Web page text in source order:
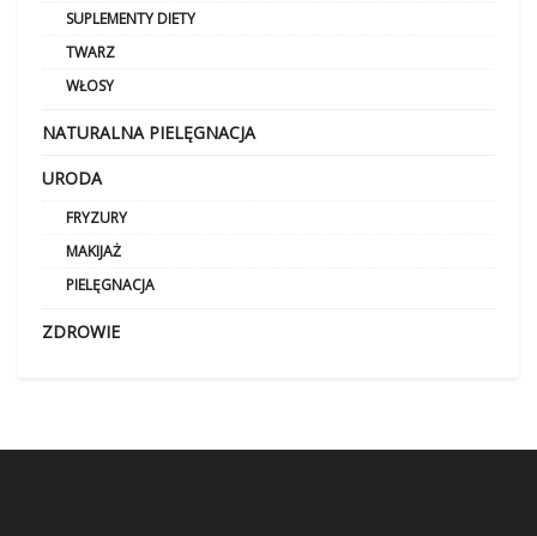
SUPLEMENTY DIETY
TWARZ
WŁOSY
NATURALNA PIELĘGNACJA
URODA
FRYZURY
MAKIJAŻ
PIELĘGNACJA
ZDROWIE